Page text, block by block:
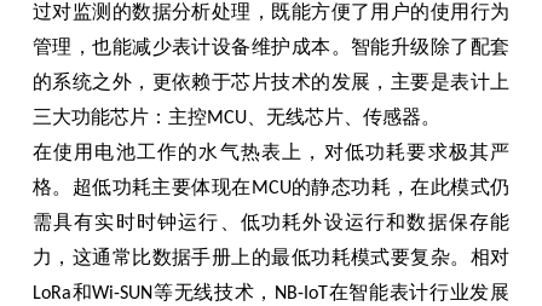
过对监测的数据分析处理，既能方便了用户的使用行为
管理，也能减少表计设备维护成本。智能升级除了配套
的系统之外，更依赖于芯片技术的发展，主要是表计上
三大功能芯片：主控MCU、无线芯片、传感器。
在使用电池工作的水气热表上，对低功耗要求极其严
格。超低功耗主要体现在 MCU的静态功耗，在此模式仍
需具有实时时钟运行、低功耗外设运行和数据保存能
力，这通常比数据手册上的最低功耗模式要复杂。相对
LoRa和Wi-SUN等无线技术， NB-IoT在智能表计行业发展